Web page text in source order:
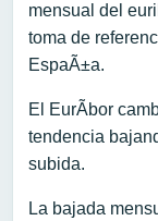
mensual del
toma de
EspaÃ±a.
El EurÃ­bor
tendencia
subida.
La bajada